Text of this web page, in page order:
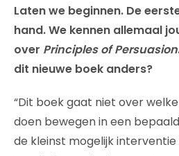
Laten we beginnen. De
hand. We kennen allemaal
over Principles of Persuasion
dit nieuwe boek anders?
“Dit boek gaat niet over
doen bewegen in een
de kleinst mogelijk